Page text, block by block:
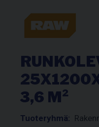
3,6 M²
Tuoteryhmä: